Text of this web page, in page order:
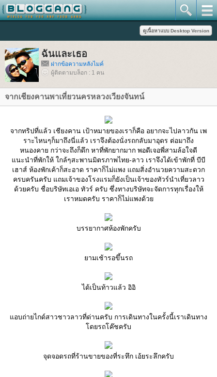
ฉันและเธอ
ฝากข้อความหลังไมค์
ผู้ติดตามบล็อก : 1 คน
จากเชียงคานพาเที่ยวนครหลวงเวียงจันทน์
จากทริปที่แล้ว เชียงคาน เป้าหมายของเราก็คือ อยากจะไปลาวกัน เพ
ราะไหนๆก็มาถึงนี่แล้ว เราจึงต้องนั่งรถกลับมาอุดร ต่อมาถึง
หนองคาย กว่าจะถึงก็ดึก หาที่พักยากมาก พอดีเจอพี่สามล้อใจดี
นะนำที่พักให้ ใกล้ๆสะพานมิตรภาพไทย-ลาว เราจึงได้เข้าพักที่ บีบี
เฮาส์ ห้องพักเค้าก็สะอาด ราคาก็ไม่แพง แถมสิ่งอำนวยความสะดวก
ครบครันครับ แถมเจ้าของโรงแรมก็ยังเป็นเจ้าของทัวร์นำเที่ยวลาว
ด้วยครับ ชื่อบริษัทเอเอ ทัวร์ ครับ ซึ่งทางบริษัทจะจัดการทุกเรื่องให้
เราหมดครับ ราคาก็ไม่แพงด้ว
บรรยากาศห้องพักครับ
ามเช้ารอขึ้นรถ
ได้เป็นท้าวแล้ว อิอิ
อบถ่ายไกด์สาวชาวลาวที่ด่านครับ การเดินทางในครั้งนี้เราเดินทาง
ดยรถโค๊ชครับ
จุดจอดรถที่ร้านขายของที่ระทึก เอ้ยระลึกครับ